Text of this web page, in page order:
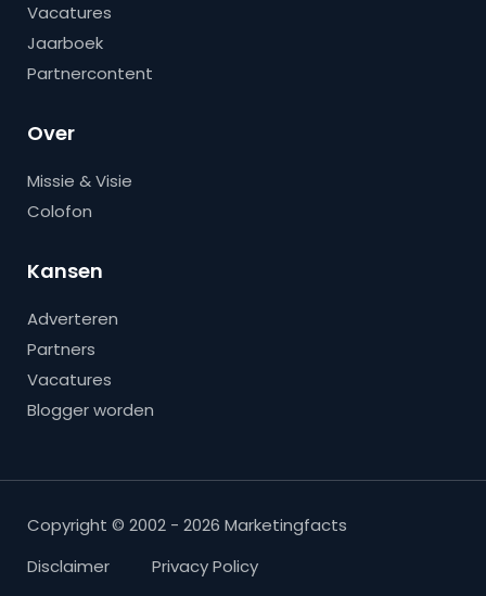
Vacatures
Jaarboek
Partnercontent
Over
Missie & Visie
Colofon
Kansen
Adverteren
Partners
Vacatures
Blogger worden
Copyright © 2002 - 2026 Marketingfacts
Disclaimer
Privacy Policy